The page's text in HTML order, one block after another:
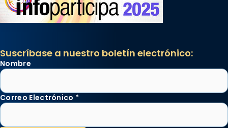
Suscríbase a nuestro boletín electrónico:
Nombre
Correo Electrónico *